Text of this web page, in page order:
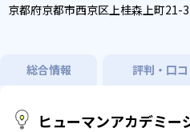
京都府京都市西京区上桂森上町21-3
総合情報 評判・口コ
ヒューマンアカデミー